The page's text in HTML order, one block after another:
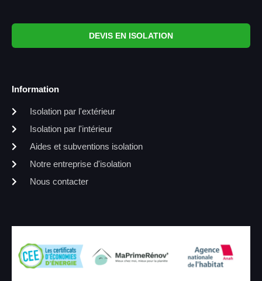
DEVIS EN ISOLATION
Information
Isolation par l'extérieur
Isolation par l'intérieur
Aides et subventions isolation
Notre entreprise d'isolation
Nous contacter